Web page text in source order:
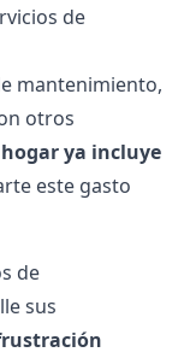
de
mantenimiento,
otros
ya incluye
este gasto
de
sus